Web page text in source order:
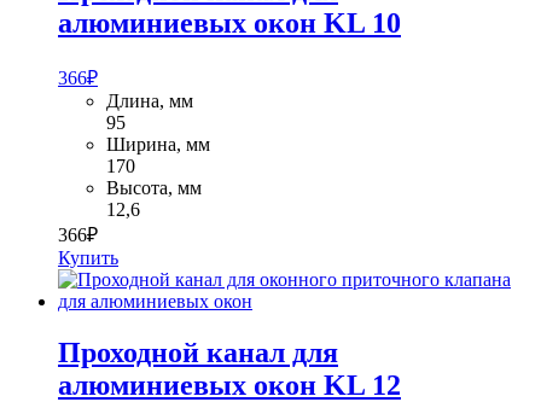
алюминиевых окон KL 10
366₽
Длина, мм
95
Ширина, мм
170
Высота, мм
12,6
366₽
Купить
Проходной канал для
алюминиевых окон KL 12